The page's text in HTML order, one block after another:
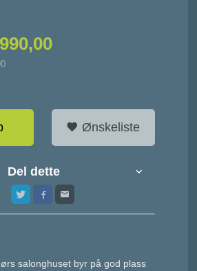
Ønskeliste
Del dette
salonghuset byr på god plass